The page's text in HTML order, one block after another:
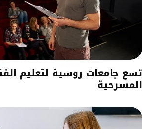
تسع جامعات روسية لتعليم
المسرحية